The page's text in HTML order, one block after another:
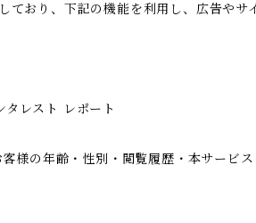
おり、下記の機能を利用し、広告やサ
レスト レポート
の年齢・性別・閲覧履歴・本サービス